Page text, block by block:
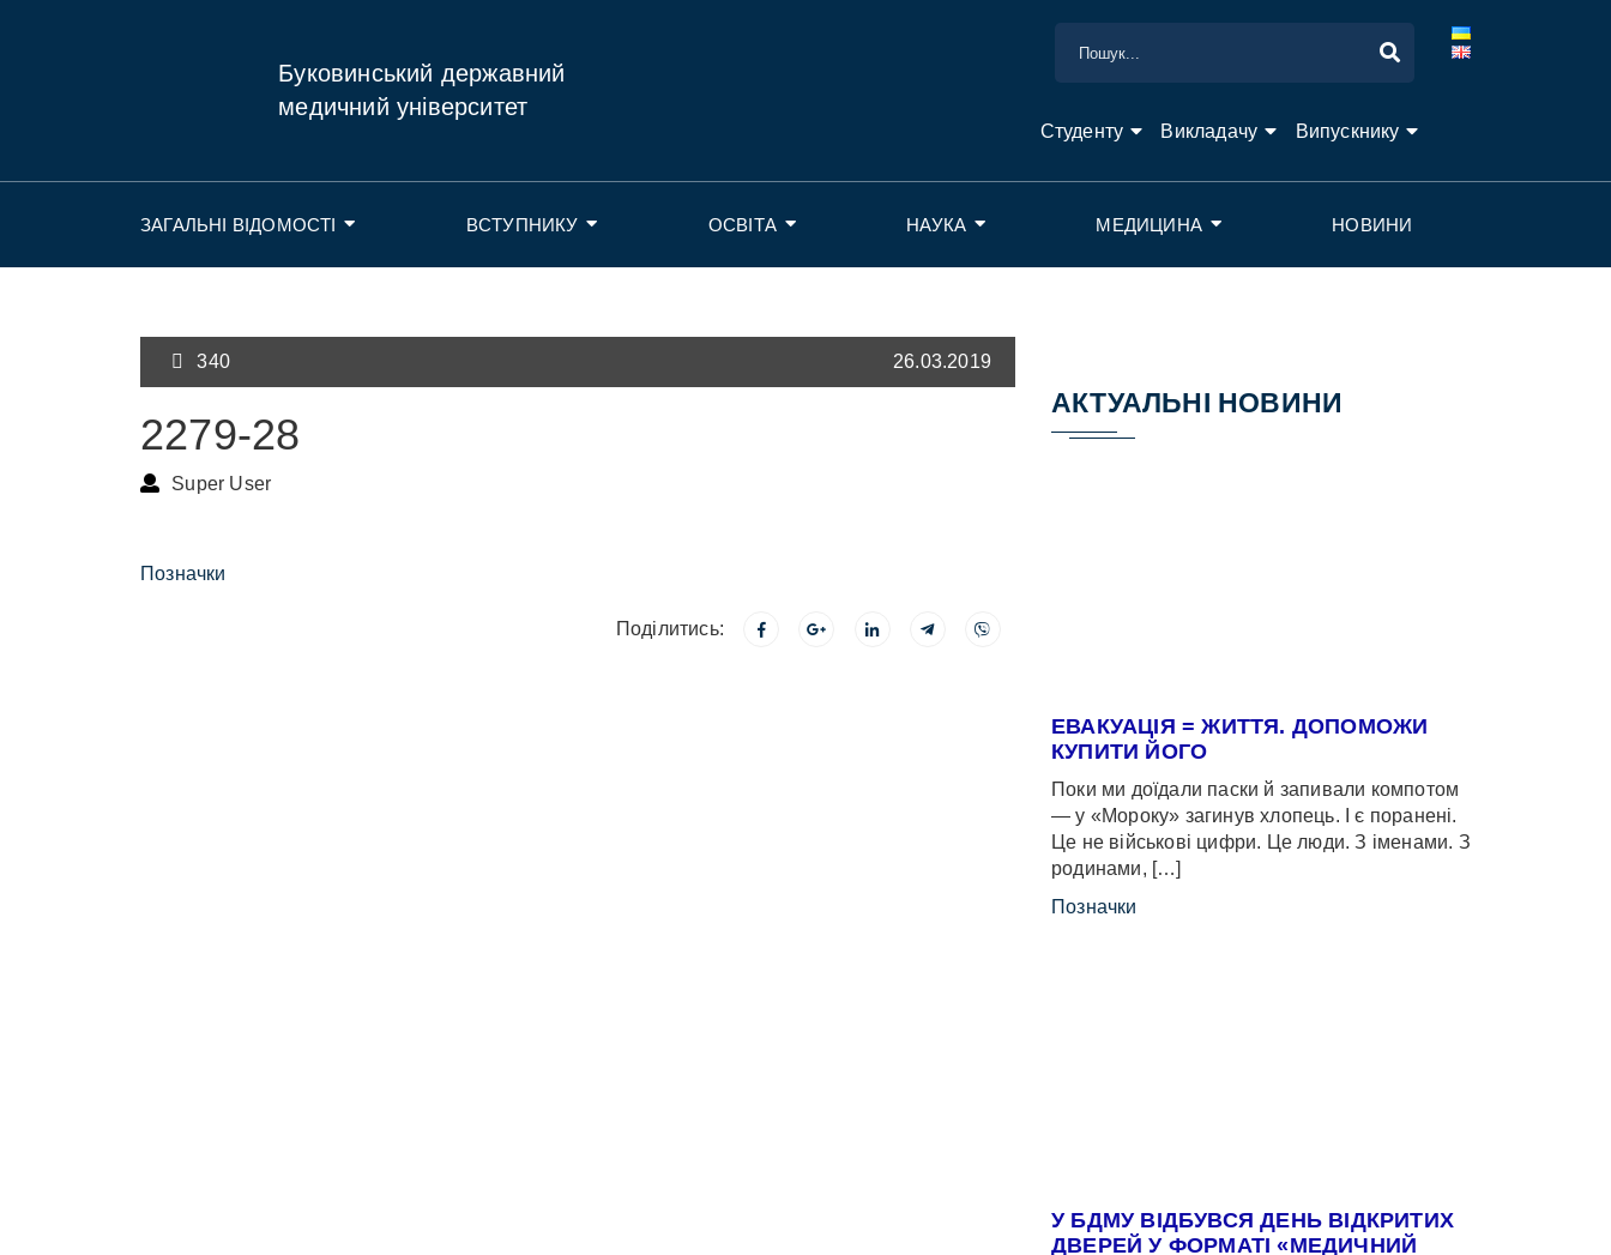
Буковинський державний
медичний університет
Студенту Викладачу Випускнику
ЗАГАЛЬНІ ВІДОМОСТІ ВСТУПНИКУ ОСВІТА НАУКА МЕДИЦИНА НОВИНИ
340 26.03.2019
2279-28
Super User
Позначки
Поділитись:
АКТУАЛЬНІ НОВИНИ
ЕВАКУАЦІЯ = ЖИТТЯ. ДОПОМОЖИ
КУПИТИ ЙОГО
Поки ми доїдали паски й запивали компотом
— у «Мороку» загинув хлопець. І є поранені.
Це не військові цифри. Це люди. З іменами. З
родинами, […]
Позначки
У БДМУ ВІДБУВСЯ ДЕНЬ ВІДКРИТИХ
ДВЕРЕЙ У ФОРМАТІ «МЕДИЧНИЙ